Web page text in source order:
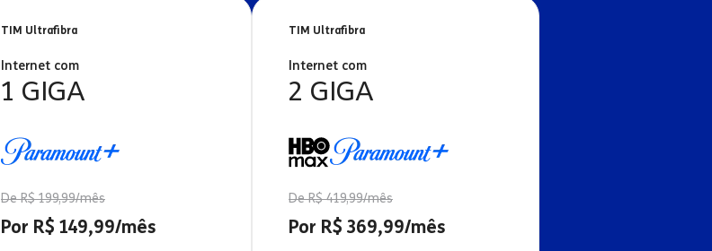
TIM Ultrafibra
Internet com
1 GIGA
De R$ 199,99/mês
Por R$ 149,99/mês
TIM Ultrafibra
Internet com
2 GIGA
De R$ 419,99/mês
Por R$ 369,99/mês